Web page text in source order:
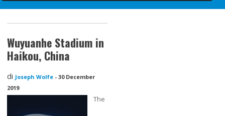
Wuyuanhe Stadium in
Haikou, China
di Joseph Wolfe -30 December
2019
The